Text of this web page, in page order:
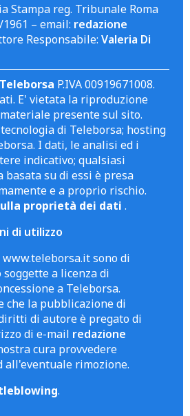
Stampa reg. Tribunale Roma
– email: redazione
Responsabile: Valeria Di
P.IVA 00919671008.
E' vietata la riproduzione
presente sul sito.
di Teleborsa; hosting
I dati, le analisi ed i
indicativo; qualsiasi
basata su di essi è presa
e a proprio rischio.
proprietà dei dati .
di utilizzo
sono di
a licenza di
a Teleborsa.
che la pubblicazione di
di autore è pregato di
di e-mail redazione
cura provvedere
all'eventuale rimozione.
.